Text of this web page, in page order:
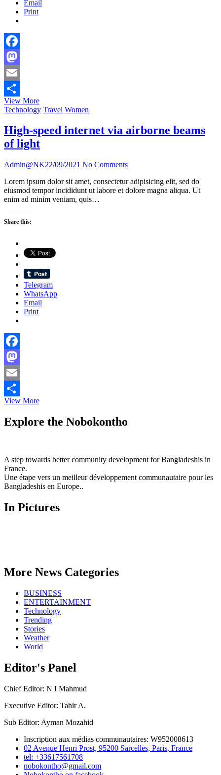
Email
Print
Facebook
Mastodon
Email
Share
View MoreBitcoin
mining
tonnes
of
waste
Technology Travel Women
High-speed internet via airborne beams
of light
Admin@NK22/09/2021 No Comments
Lorem ipsum dolor sit amet, consectetur adipisicing elit, sed do
eiusmod tempor incididunt ut labore et dolore magna aliqua. Ut
enim ad minim veniam, quis…
Share this:
Telegram
WhatsApp
Email
Print
Facebook
Mastodon
Email
Share
View MoreHigh-
internet
via
light
Explore the Nobokontho
A step towards better community development for Bangladeshis in
France.
Une étape vers un meilleur développement communautaire pour les
Bangladeshis en Europe..
In Pictures
More News Categories
BUSINESS
ENTERTAINMENT
Technology
Trending
Stories
Weather
World
Editor's Panel
Chief Editor: N I Mahmud
Executive Editor: Tahir A.
Sub Editor: Ayman Mozahid
Inscription aux médias communautaires: W952008613
02 Avenue Henri Prost, 95200 Sarcelles, Paris, France
tel: +33617561708
nobokontho@gmail.com